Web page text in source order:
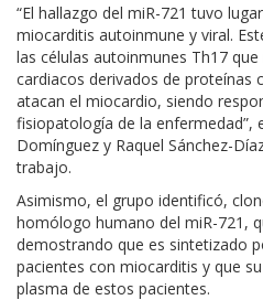
“El hallazgo del miR-721 tuvo
miocarditis autoinmune y viral.
las células autoinmunes Th17
cardiacos derivados de proteínas
atacan el miocardio, siendo
fisiopatología de la enfermedad”,
Domínguez y Raquel Sánchez-
trabajo.
Asimismo, el grupo identificó,
homólogo humano del miR-721,
demostrando que es sintetizado
pacientes con miocarditis y que
plasma de estos pacientes.